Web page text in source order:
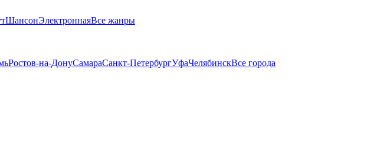
ШансонЭлектроннаяВсе жанры
Ростов-на-ДонуСамараСанкт-ПетербургУфаЧелябинскВсе города